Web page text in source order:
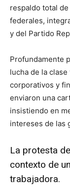
respaldo total
federales,
y del Partido
Profundamente
lucha de la
corporativos y
enviaron una
insistiendo en
intereses de las
La protesta
contexto de
trabajadora.